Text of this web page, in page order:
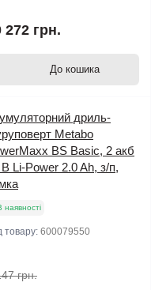
272 грн.
До кошика
дриль-
Metabo
BS Basic, 2 акб
В Li-Power 2.0 Ah, з/п,
наявності
товару: 600079550
грн.